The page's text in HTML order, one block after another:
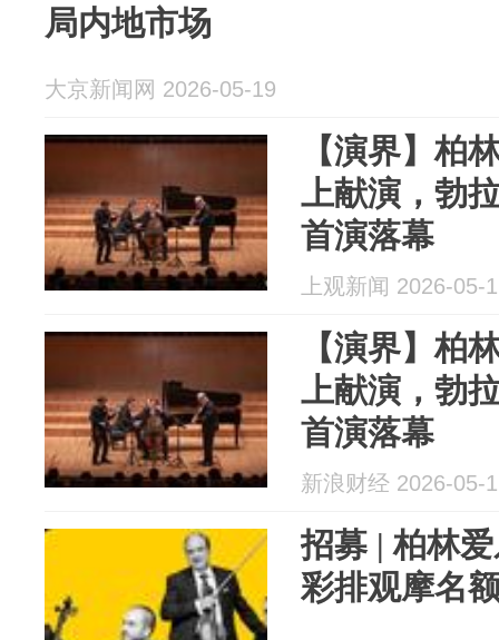
局内地市场
大京新闻网 2026-05-19
【演界】柏
上献演，勃
首演落幕
上观新闻 2026-05-
【演界】柏
上献演，勃
首演落幕
新浪财经 2026-05-
招募 | 柏林
彩排观摩名